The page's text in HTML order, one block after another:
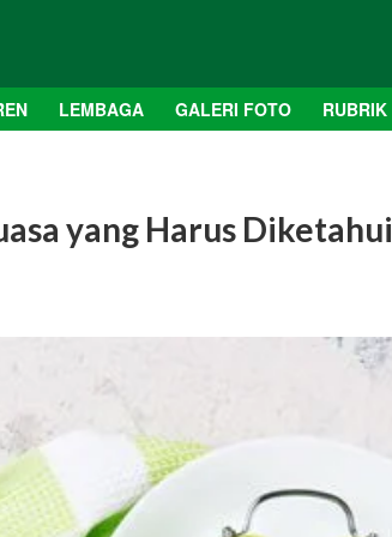
LEMBAGA GALERI FOTO RUBRIK
yang Harus Diketahui